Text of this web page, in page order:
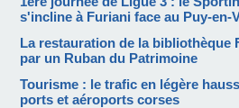
s'incline à Furiani face au Puy-en-
La restauration de la bibliothèque
par un Ruban du Patrimoine
Tourisme : le trafic en légère
ports et aéroports corses